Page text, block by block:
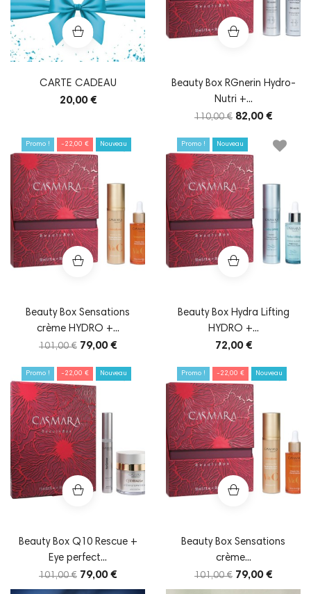
CARTE CADEAU
20,00 €
Beauty Box RGnerin Hydro-
Nutri +...
110,00 € 82,00 €
Promo ! -22,00 € Nouveau
Beauty Box Sensations
crème HYDRO +...
101,00 € 79,00 €
Promo ! Nouveau
Beauty Box Hydra Lifting
HYDRO +...
72,00 €
Promo ! -22,00 € Nouveau
Beauty Box Q10 Rescue +
Eye perfect...
101,00 € 79,00 €
Promo ! -22,00 € Nouveau
Beauty Box Sensations
crème...
101,00 € 79,00 €